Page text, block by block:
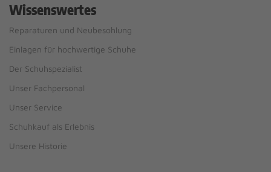
Wissenswertes
Reparaturen und Neubesohlung
Einlagen für hochwertige Schuhe
Der Schuhspezialist
Unser Fachpersonal
Unser Service
Schuhkauf als Erlebnis
Unsere Historie